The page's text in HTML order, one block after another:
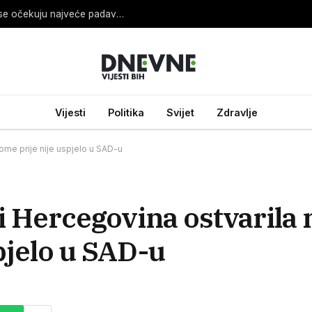
Sladić otkrio koji dan će biti najnestabilniji i gdje se očekuju najveće padavine
Vijesti Politika Svijet Zdravlje
prije nije uspjelo u SAD-u
Hercegovina ostvarila
u SAD-u